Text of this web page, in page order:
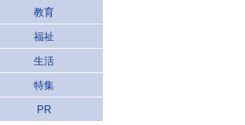
教育
福祉
生活
特集
PR